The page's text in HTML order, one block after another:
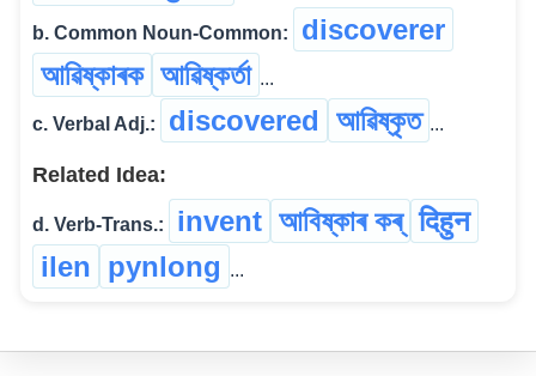
b. Common Noun-Common:
discoverer
আৱিষ্কাৰক আৱিষ্কৰ্তা ...
c. Verbal Adj.: discovered আৱিষ্কৃত ...
Related Idea:
d. Verb-Trans.: invent আবিষ্কাৰ কৰ্ दिहुन
ilen pynlong ...